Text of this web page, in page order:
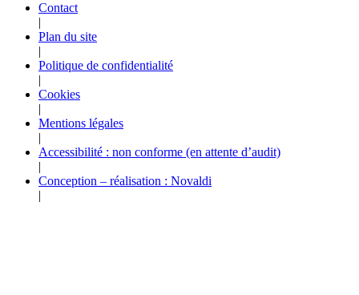
Contact
|
Plan du site
|
Politique de confidentialité
|
Cookies
|
Mentions légales
|
Accessibilité : non conforme (en attente d’audit)
|
Conception – réalisation : Novaldi
|